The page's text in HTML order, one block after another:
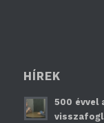
HÍREK
500 évvel